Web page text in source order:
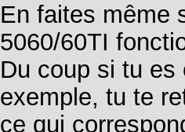
En faites même
5060/60TI
Du coup si tu es
exemple, tu te
ce qui